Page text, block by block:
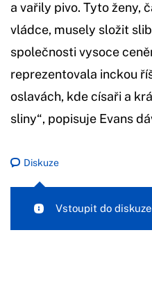
a vařily pivo. Tyto ženy,
vládce, musely složit
společnosti vysoce
reprezentovala inckou
oslavách, kde císaři a
sliny“, popisuje Evans
Diskuze
Vstoupit do diskuze